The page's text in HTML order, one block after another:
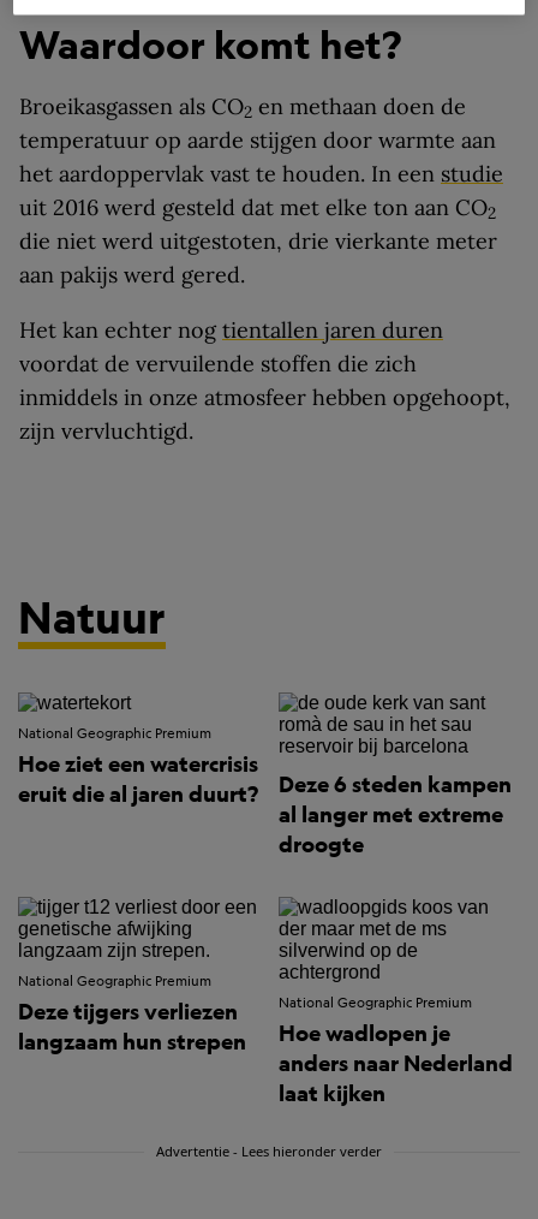
Waardoor komt het?
Broeikasgassen als CO2 en methaan doen de
temperatuur op aarde stijgen door warmte aan
het aardoppervlak vast te houden. In een studie
uit 2016 werd gesteld dat met elke ton aan CO2
die niet werd uitgestoten, drie vierkante meter
aan pakijs werd gered.
Het kan echter nog tientallen jaren duren
voordat de vervuilende stoffen die zich
inmiddels in onze atmosfeer hebben opgehoopt,
zijn vervluchtigd.
Natuur
National Geographic Premium
Hoe ziet een watercrisis
eruit die al jaren duurt?
Deze 6 steden kampen
al langer met extreme
droogte
National Geographic Premium
Deze tijgers verliezen
langzaam hun strepen
National Geographic Premium
Hoe wadlopen je
anders naar Nederland
laat kijken
Advertentie - Lees hieronder verder